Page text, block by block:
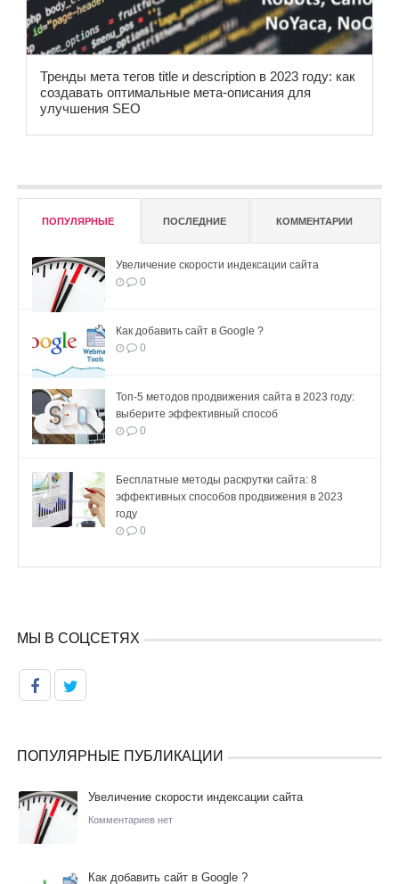
Тренды мета тегов title и description в 2023 году: как
создавать оптимальные мета-описания для
улучшения SEO
ПОПУЛЯРНЫЕ ПОСЛЕДНИЕ КОММЕНТАРИИ
Увеличение скорости индексации сайта
0
Как добавить сайт в Google ?
0
Топ-5 методов продвижения сайта в 2023 году:
выберите эффективный способ
0
Бесплатные методы раскрутки сайта: 8
эффективных способов продвижения в 2023
году
0
МЫ В СОЦСЕТЯХ
ПОПУЛЯРНЫЕ ПУБЛИКАЦИИ
Увеличение скорости индексации сайта
Комментариев нет
Как добавить сайт в Google ?